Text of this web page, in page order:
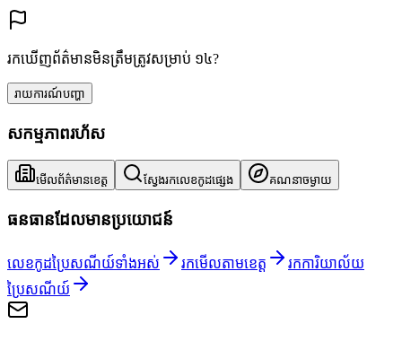
រកឃើញព័ត៌មានមិនត្រឹមត្រូវសម្រាប់ ១៤?
រាយការណ៍បញ្ហា
សកម្មភាពរហ័ស
មើលព័ត៌មានខេត្ត ស្វែងរកលេខកូដផ្សេង គណនាចម្ងាយ
ធនធានដែលមានប្រយោជន៍
លេខកូដប្រៃសណីយ៍ទាំងអស់ រកមើលតាមខេត្ត
រកការិយាល័យ
ប្រៃសណីយ៍